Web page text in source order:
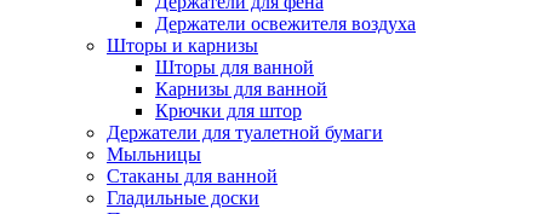
Держатели освежителя воздуха
Шторы и карнизы
Шторы для ванной
Карнизы для ванной
Крючки для штор
Держатели для туалетной бумаги
Мыльницы
Стаканы для ванной
Гладильные доски